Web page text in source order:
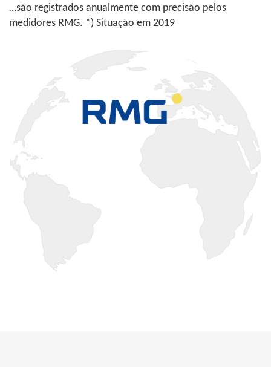
…são registrados anualmente com precisão pelos
medidores RMG. *) Situação em 2019